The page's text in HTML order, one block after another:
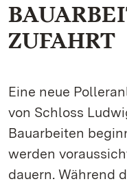
ZUFAHRT
Eine neue
von Schloss
Bauarbeiten
werden
dauern. Während